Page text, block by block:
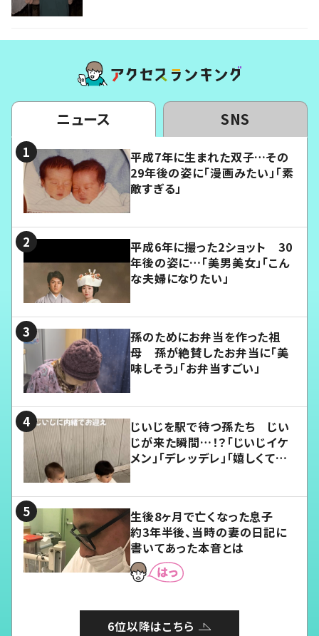
ニュース SNS
平成7年に生まれた双子…その
29年後の姿に「漫画みたい」「素
敵すぎる」
平成6年に撮った2ショット 30
年後の姿に…「美男美女」「こん
な夫婦になりたい」
孫のためにお弁当を作った祖
母 孫が絶賛したお弁当に「美
味しそう」「お弁当すごい」
じいじを駅で待つ孫たち じい
じが来た瞬間…！？「じいじイケ
メン」「デレッデレ」「嬉しくて可
生後8ヶ月で亡くなった息子
約3年半後、当時の妻の日記に
書いてあった本音とは
6位以降はこちら